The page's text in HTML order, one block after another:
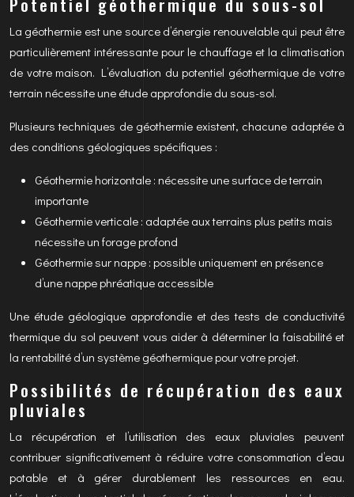
La géothermie est une source d’énergie renouvelable qui peut être
particulièrement intéressante pour le chauffage et la climatisation
de votre maison. L’évaluation du potentiel géothermique de votre
terrain nécessite une étude approfondie du sous-sol.
Plusieurs techniques de géothermie existent, chacune adaptée à
des conditions géologiques spécifiques :
Géothermie horizontale : nécessite une surface de terrain
importante
Géothermie verticale : adaptée aux terrains plus petits mais
nécessite un forage profond
Géothermie sur nappe : possible uniquement en présence
d’une nappe phréatique accessible
Une étude géologique approfondie et des tests de conductivité
thermique du sol peuvent vous aider à déterminer la faisabilité et
la rentabilité d’un système géothermique pour votre projet.
Possibilités de récupération des eaux
pluviales
La récupération et l’utilisation des eaux pluviales peuvent
contribuer significativement à réduire votre consommation d’eau
potable et à gérer durablement les ressources en eau.